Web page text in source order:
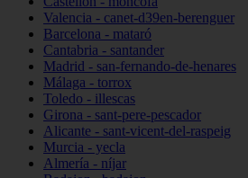
Valencia - canet-d39en-berenguer
Barcelona - mataró
Cantabria - santander
Madrid - san-fernando-de-henares
Málaga - torrox
Toledo - illescas
Girona - sant-pere-pescador
Alicante - sant-vicent-del-raspeig
Murcia - yecla
Almería - níjar